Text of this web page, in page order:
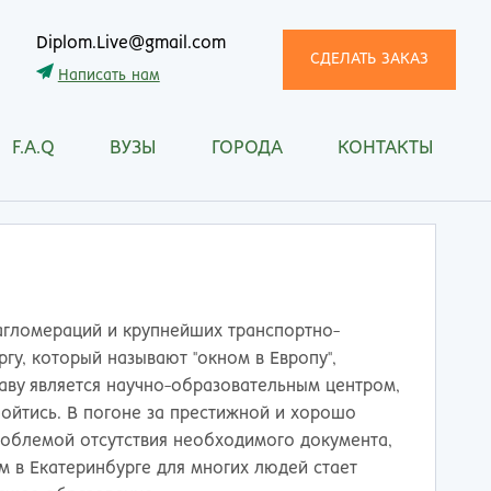
Diplom.Live@gmail.com
Написать нам
СДЕЛАТЬ ЗАКАЗ
F.A.Q ВУЗЫ ГОРОДА
Смоленск
Сочи
Ставрополь
Стерлитамак
Сургут
Сыктывкар
КОНТАКТЫ
и крупнейших транспортно-
который называют "окном в Европу",
является научно-образовательным центром,
В погоне за престижной и хорошо
отсутствия необходимого документа,
Екатеринбурге для многих людей стает